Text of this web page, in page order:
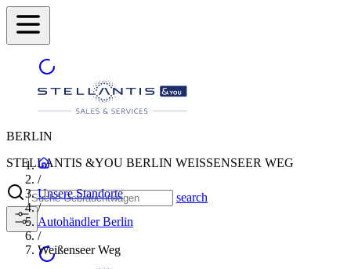
BERLIN
STELLANTIS &YOU BERLIN WEISSENSEER WEG
search
/
Unsere Standorte
/
Autohändler Berlin
/
Weißenseer Weg